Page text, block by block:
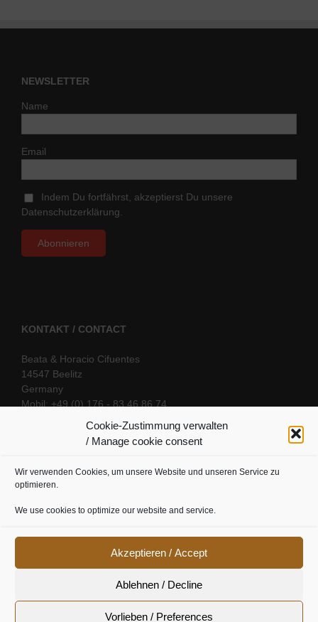
Cookie-Zustimmung verwalten
/ Manage cookie consent
Wir verwenden Cookies, um unsere Website und unseren Service zu
optimieren.
We use cookies to optimize our website and service.
Akzeptieren / Accept
Ablehnen / Decline
Vorlieben / Preferences
NEWSLETTER
Name
Email
Indem Du fortfährst, akzeptierst Du unsere
Datenschutzerklärung.
KONTAKT / CONTACT
Beata & Horacio Cifuentes
14547 Beelitz
Germany
Mobil: +49 (0) 176 - 83 46 86 74
SOCIAL LINKS